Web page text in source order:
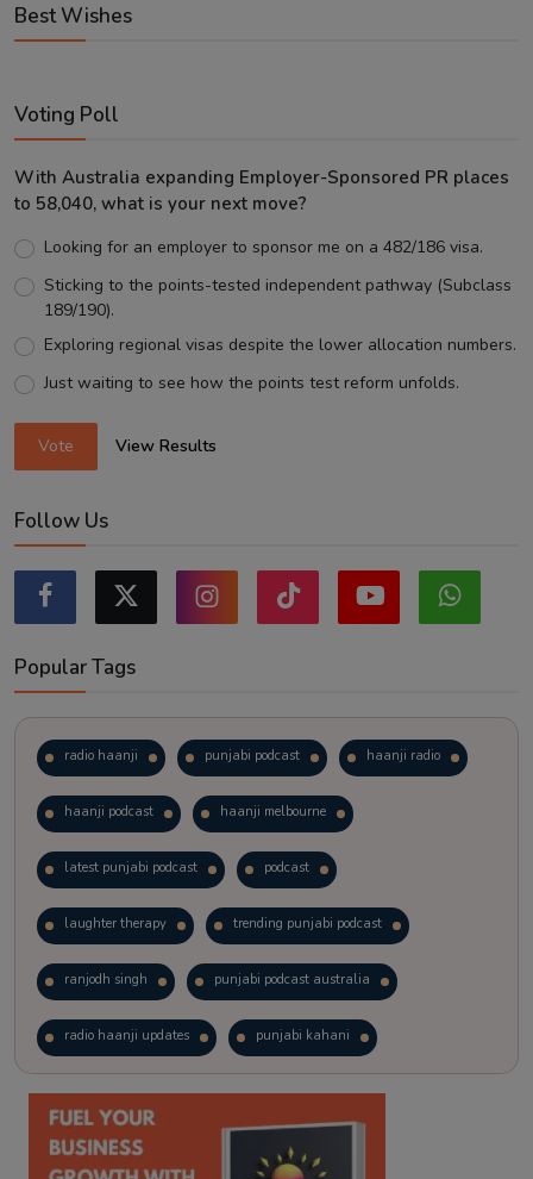
Best Wishes
Voting Poll
With Australia expanding Employer-Sponsored PR places
to 58,040, what is your next move?
Looking for an employer to sponsor me on a 482/186 visa.
Sticking to the points-tested independent pathway (Subclass
189/190).
Exploring regional visas despite the lower allocation numbers.
Just waiting to see how the points test reform unfolds.
Vote View Results
Follow Us
Popular Tags
radio haanji punjabi podcast haanji radio
haanji podcast haanji melbourne
latest punjabi podcast podcast
laughter therapy trending punjabi podcast
ranjodh singh punjabi podcast australia
radio haanji updates punjabi kahani
kitaab kahani punjabi story